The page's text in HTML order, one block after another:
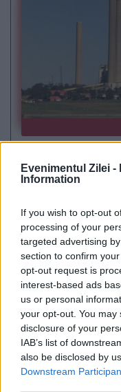
Evenimentul Zilei -
Information
If you wish to opt-out
processing of your
targeted advertising
section to confirm
opt-out request is
interest-based ads
us or personal
your opt-out. You
disclosure of your
IAB’s list of
also be disclosed by
Downstream
PSD cere
de urgență